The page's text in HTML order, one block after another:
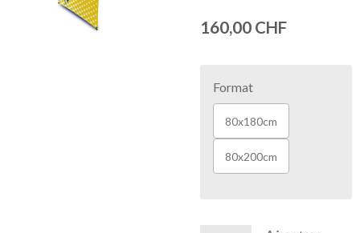
160,00 CHF
Format
80x180cm
80x200cm